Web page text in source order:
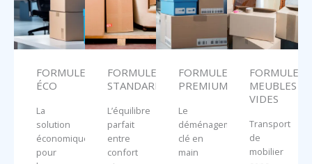
FORMULE
ÉCO
La
solution
économique
pour
FORMULE
STANDARD
L’équilibre
parfait
entre
confort
FORMULE
PREMIUM
Le
déménagement
clé en
main
FORMULE
MEUBLES
VIDES
Transport
de
mobilier